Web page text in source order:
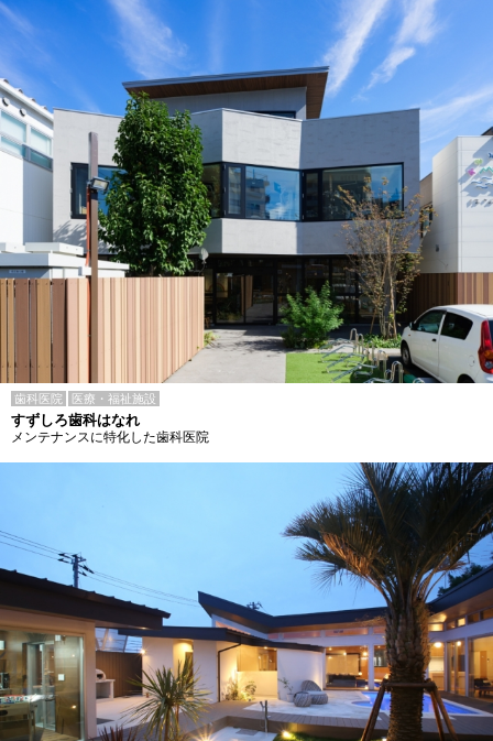
歯科医院 医療・福祉施設
すずしろ歯科はなれ
メンテナンスに特化した歯科医院